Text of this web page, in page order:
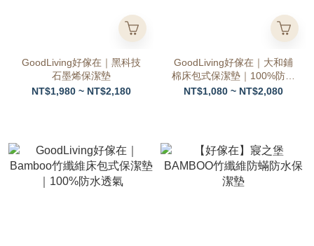
GoodLiving好傢在｜黑科技
石墨烯保潔墊
NT$1,980 ~ NT$2,180
GoodLiving好傢在｜大和鋪
棉床包式保潔墊｜100%防水
抗菌
NT$1,080 ~ NT$2,080